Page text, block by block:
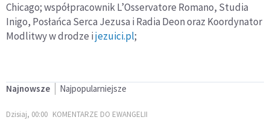
Chicago; współpracownik L’Osservatore Romano, Studia
Inigo, Posłańca Serca Jezusa i Radia Deon oraz Koordynator
Modlitwy w drodze ijezuici.pl;
Najnowsze Najpopularniejsze
Dzisiaj, 00:00 KOMENTARZE DO EWANGELII